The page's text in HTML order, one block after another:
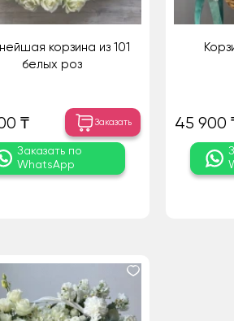
корзина из 101
белых роз
₸ Заказать
Заказать по
WhatsApp
45 900